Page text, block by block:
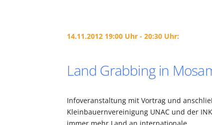
14.11.2012 19:00 Uhr - 20:30 Uhr:
Land Grabbing in
Infoveranstaltung mit Vortrag und
Kleinbauernvereinigung UNAC und der